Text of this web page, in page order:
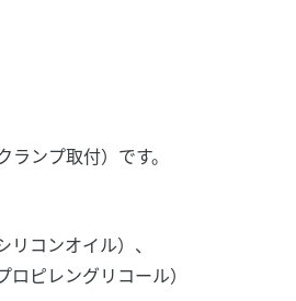
ンプ取付）です。
コンオイル）、
ピレングリコール）